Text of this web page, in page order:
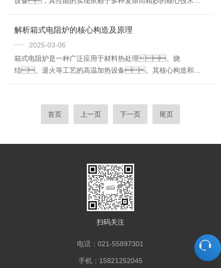
解析箱式电阻炉的核心构造及原理
2025-03-06
箱式电阻炉是一种广泛应用于材料热处理、烧
结、退火等工艺的高温加热设备。其核心构造和加
备进行详细解析。
首页
上一页 下一页 尾页
扫码关注
电话：021-55897301
手机：15821252045